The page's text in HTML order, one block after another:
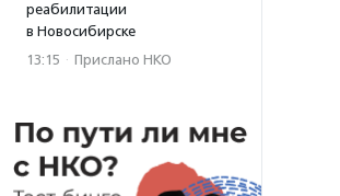
реабилитации
в Новосибирске
13:15 · Прислано НКО